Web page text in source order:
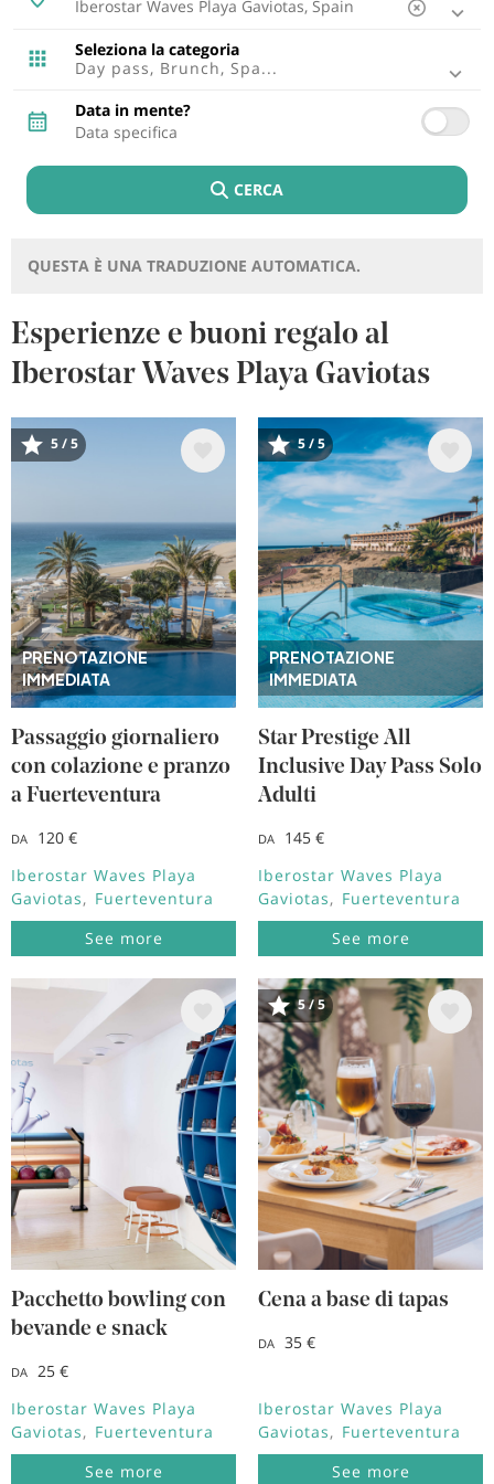
Tenerife, Spagna
Cádiz, Spagna
Punta Cana, Repubblica Dominicana
Riviera Maya, Mexico
Fuerteventura, Spagna
Lagos, Portugal
Riviera Nayarit, Mexico
Cozumel, Mexico
Punto Brabo, Aruba
Rétino , Grecia
Seleziona la categoria
Day pass, Brunch, Spa...
Data in mente?
CERCA
QUESTA È UNA TRADUZIONE AUTOMATICA.
Esperienze e buoni regalo al
Iberostar Waves Playa Gaviotas
PRENOTAZIONE
IMMEDIATA
Immagine
5 / 5
Passaggio giornaliero
con colazione e pranzo
a Fuerteventura
DA
120 €
Iberostar Waves Playa
Gaviotas
Fuerteventura
See more
PRENOTAZIONE
IMMEDIATA
Immagine
5 / 5
Star Prestige All
Inclusive Day Pass Solo
Adulti
DA
145 €
Iberostar Waves Playa
Gaviotas
Fuerteventura
See more
Immagine
Pacchetto bowling con
bevande e snack
DA
25 €
Iberostar Waves Playa
Gaviotas
Fuerteventura
See more
Immagine
5 / 5
Cena a base di tapas
DA 35 €
Iberostar Waves Playa
Gaviotas
Fuerteventura
See more